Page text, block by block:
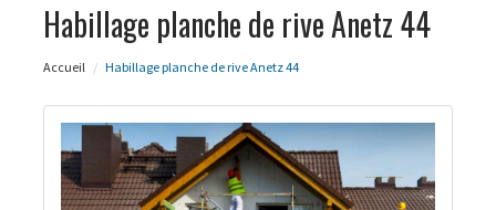
Habillage planche de rive Anetz 44
Accueil Habillage planche de rive Anetz 44